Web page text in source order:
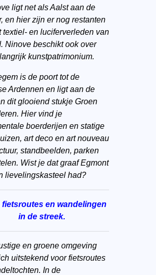
ligt net als Aalst aan de
en hier zijn er nog restanten
textiel- en luciferverleden van
Ninove beschikt ook over
kunstpatrimonium.
is de poort tot de
Ardennen en ligt aan de
dit glooiend stukje Groen
Hier vind je
boerderijen en statige
art deco en art nouveau
standbeelden, parken
Wist je dat graaf Egmont
lievelingskasteel had?
fietsroutes en wandelingen
in de streek.
en groene omgeving
uitstekend voor fietsroutes
In de